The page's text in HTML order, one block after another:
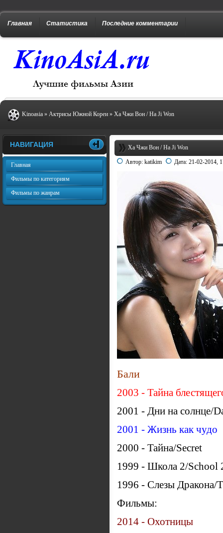
Главная Статистика Последние комментарии
Kinoasia » Актрисы Южной Кореи » Ха Чжи Вон / Ha Ji Won
Ха Чжи Вон / Ha Ji Won
Автор: katikim Дата: 21-02-2014,
Бали
2003 - Тайна
2001 - Дни на солнце/
2001 - Жизнь как чудо
2000 - Тайна/Secret
1999 - Школа 2/School
1996 - Слезы Дракона/
Фильмы:
2014 - Охотницы
НАВИГАЦИЯ
Главная
Фильмы по категориям
Фильмы по жанрам